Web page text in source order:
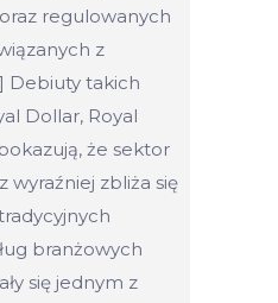
regulowanych
z
Debiuty takich
Dollar, Royal
że sektor
wyraźniej zbliża się
branżowych
się jednym z